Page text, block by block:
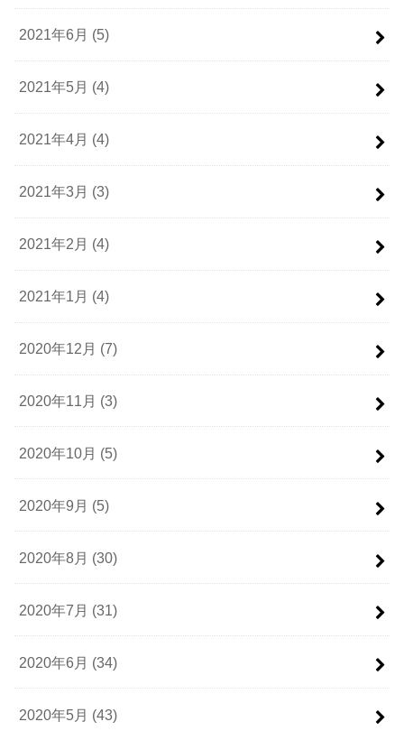
2021年6月 (5)
2021年5月 (4)
2021年4月 (4)
2021年3月 (3)
2021年2月 (4)
2021年1月 (4)
2020年12月 (7)
2020年11月 (3)
2020年10月 (5)
2020年9月 (5)
2020年8月 (30)
2020年7月 (31)
2020年6月 (34)
2020年5月 (43)